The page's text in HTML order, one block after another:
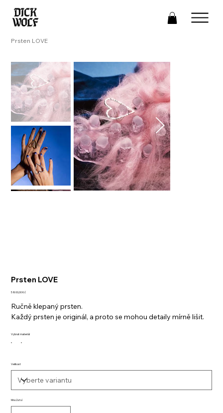
Prsten LOVE
Prsten LOVE
Cena
5 800,00 Kč
Ručně klepaný prsten.
Každý prsten je originál, a proto se mohou detaily mírně lišit.
Vybrat materiál
Velikost
Množství